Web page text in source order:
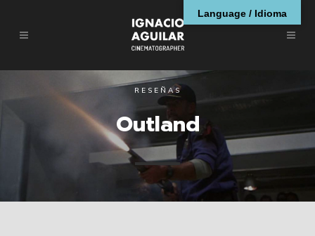
RESEÑAS
Outland
Language / Idioma